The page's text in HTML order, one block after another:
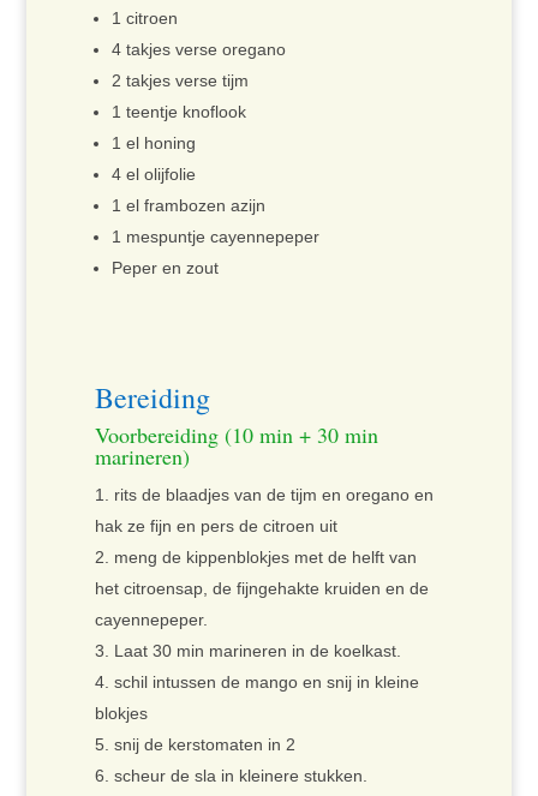
1 citroen
4 takjes verse oregano
2 takjes verse tijm
1 teentje knoflook
1 el honing
4 el olijfolie
1 el frambozen azijn
1 mespuntje cayennepeper
Peper en zout
Bereiding
Voorbereiding (10 min + 30 min
marineren)
rits de blaadjes van de tijm en oregano en
hak ze fijn en pers de citroen uit
meng de kippenblokjes met de helft van
het citroensap, de fijngehakte kruiden en de
cayennepeper.
Laat 30 min marineren in de koelkast.
schil intussen de mango en snij in kleine
blokjes
snij de kerstomaten in 2
scheur de sla in kleinere stukken.